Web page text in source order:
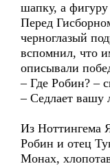
шапку, а
Перед
черноглазый
вспомнил, что
описывали
– Где Робин? –
– Седлает вашу
Из Ноттингема
Робин и отец
Монах,